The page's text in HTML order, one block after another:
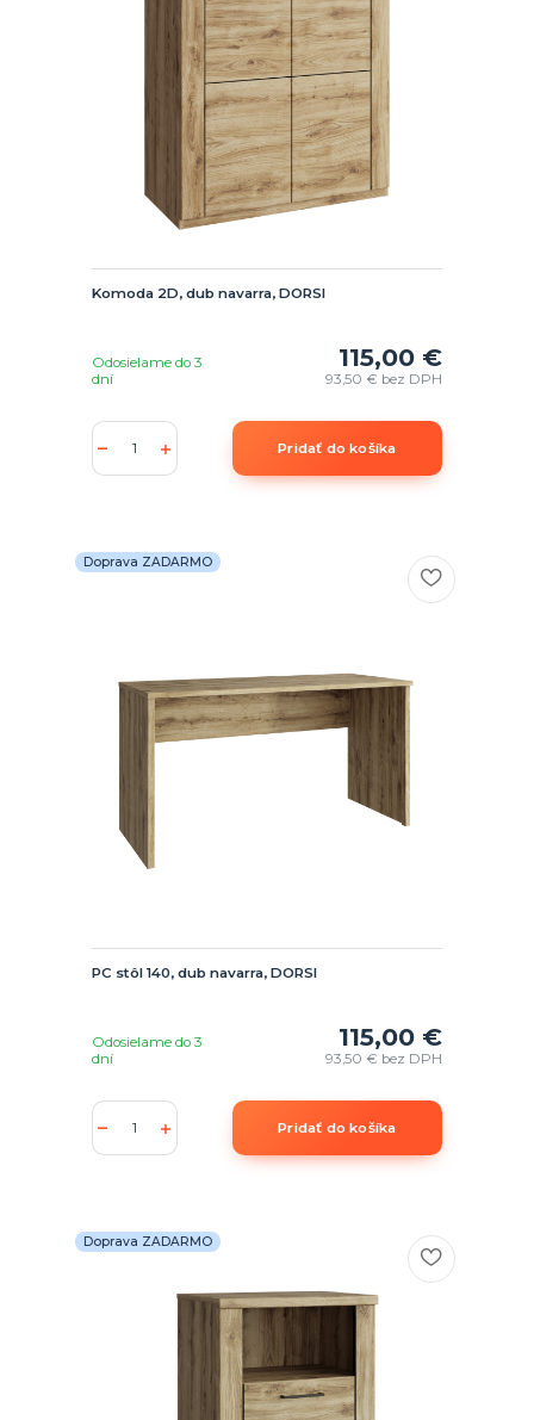
Komoda 2D, dub navarra, DORSI
115,00 €
93,50 € bez DPH
Odosielame do 3
dní
Pridať do košíka
Doprava ZADARMO
PC stôl 140, dub navarra, DORSI
115,00 €
93,50 € bez DPH
Odosielame do 3
dní
Pridať do košíka
Doprava ZADARMO